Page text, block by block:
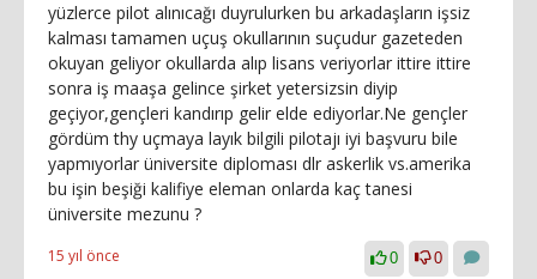
yüzlerce pilot alınıcağı duyrulurken bu arkadaşların işsiz
kalması tamamen uçuş okullarının suçudur gazeteden
okuyan geliyor okullarda alıp lisans veriyorlar ittire ittire
sonra iş maaşa gelince şirket yetersizsin diyip
geçiyor,gençleri kandırıp gelir elde ediyorlar.Ne gençler
gördüm thy uçmaya layık bilgili pilotajı iyi başvuru bile
yapmıyorlar üniversite diploması dlr askerlik vs.amerika
bu işin beşiği kalifiye eleman onlarda kaç tanesi
üniversite mezunu ?
15 yıl önce 0 0